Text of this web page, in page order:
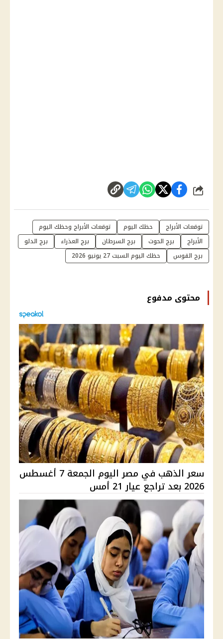
شارك
توقعات الأبراج حظك اليوم
توقعات الأبراج وحظك اليوم
الأبراج
برج الحوت برج السرطان برج العذراء
برج الدلو
برج القوس
حظك اليوم السبت 27 يونيو 2026
محتوى مدفوع
سعر الذهب في مصر اليوم الجمعة 7 أغسطس
2026 بعد تراجع عيار 21 أمس